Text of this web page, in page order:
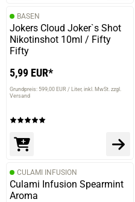
BASEN
Jokers Cloud Joker`s Shot
Nikotinshot 10ml / Fifty
Fifty
5,99 EUR*
Grundpreis: 599,00 EUR / Liter inkl. MwSt. zzgl.
Versand
CULAMI INFUSION
Culami Infusion Spearmint
Aroma